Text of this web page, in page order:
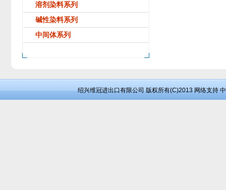
溶剂染料系列
碱性染料系列
中间体系列
绍兴维冠进出口有限公司版权所有(C)2013 网络支持